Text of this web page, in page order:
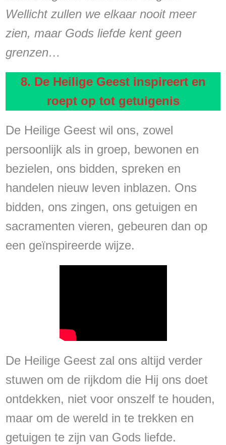
Wellicht zullen we elkaar nooit meer
zien, maar Gods liefde kent geen
grenzen…
8. De Heilige Geest inspireert en
roept op tot getuigenis
De Heilige Geest wil ons, zowel
persoonlijk als in groep, bewonen en
bezielen, ons bidden, spreken en
handelen nieuw leven inblazen. Ons
bidden, ons zingen, ons getuigen en
sacramenten vieren, gebeuren dan op
een geïnspireerde wijze.
De Heilige Geest zal ons altijd verder
stuwen om de rijkdom die Hij ons doet
ontdekken, niet voor onszelf te houden,
maar om de wereld in te trekken en
getuigen te zijn van Gods liefde.